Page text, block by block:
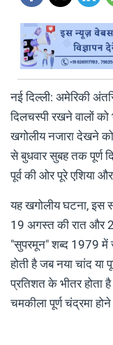
नई दिल्ली: अमेरिकी
दिलचस्पी रखने वालों
खगोलीय नजारा देखने
से बुधवार सुबह तक पूर्ण
पूर्व की ओर पूरे एशिया
यह खगोलीय घटना, इस
19 अगस्त की रात और
"सुपरमून" शब्द 1979 में
होती है जब नया चांद या
प्रतिशत के भीतर होता
चमकीला पूर्ण चंद्रमा